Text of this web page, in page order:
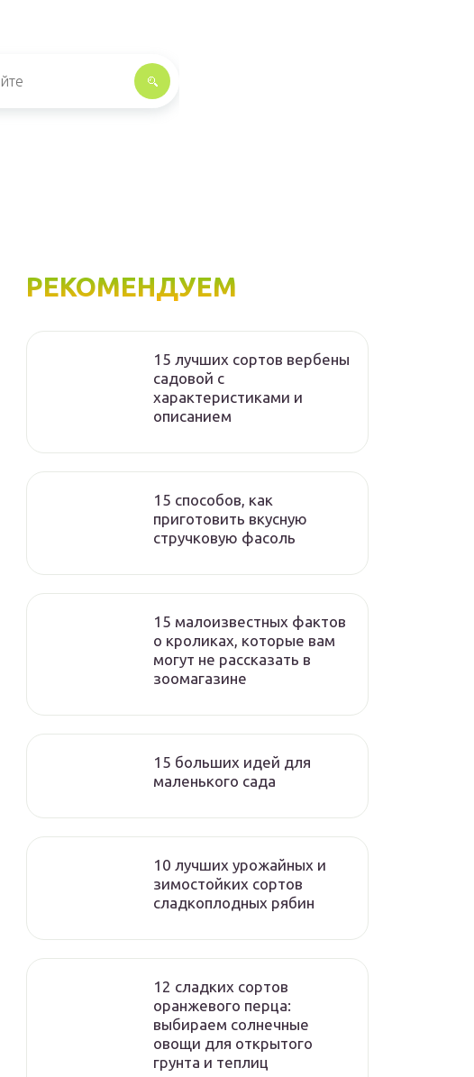
РЕКОМЕНДУЕМ
15 лучших сортов вербены
садовой с
характеристиками и
описанием
15 способов, как
приготовить вкусную
стручковую фасоль
15 малоизвестных фактов
о кроликах, которые вам
могут не рассказать в
зоомагазине
15 больших идей для
маленького сада
10 лучших урожайных и
зимостойких сортов
сладкоплодных рябин
12 сладких сортов
оранжевого перца:
выбираем солнечные
овощи для открытого
грунта и теплиц